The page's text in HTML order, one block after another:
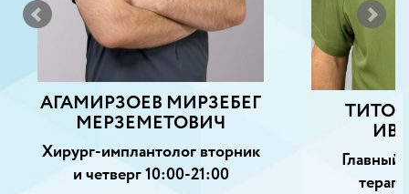
ТИТОВ ВЯЧЕСЛАВ
ИВАНОВИЧ
Главный врач клиники,
терапевт, ортопед